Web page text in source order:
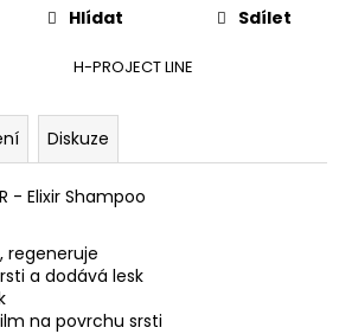
H-PROJECT LINE
Hlídat Sdílet
Diskuze
- Elixir Shampoo
regeneruje
a dodává lesk
na povrchu srsti